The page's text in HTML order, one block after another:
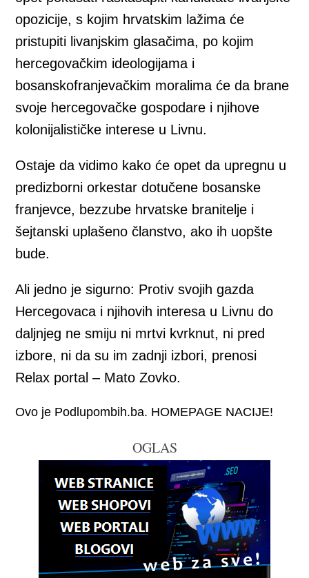
opozicije, s kojim hrvatskim lažima će
pristupiti livanjskim glasačima, po kojim
hercegovačkim ideologijama i
bosanskofranjevačkim moralima će da brane
svoje hercegovačke gospodare i njihove
kolonijalističke interese u Livnu.
Ostaje da vidimo kako će opet da upregnu u
predizborni orkestar dotučene bosanske
franjevce, bezzube hrvatske branitelje i
šejtanski uplašeno članstvo, ako ih uopšte
bude.
Ali jedno je sigurno: Protiv svojih gazda
Hercegovaca i njihovih interesa u Livnu do
daljnjeg ne smiju ni mrtvi kvrknut, ni pred
izbore, ni da su im zadnji izbori, prenosi
Relax portal – Mato Zovko.
Ovo je Podlupombih.ba. HOMEPAGE NACIJE!
OGLAS